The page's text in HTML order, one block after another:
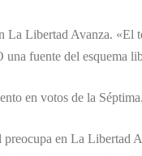
Libertad Avanza. «El
fuente del esquema
en votos de la
en La Libertad